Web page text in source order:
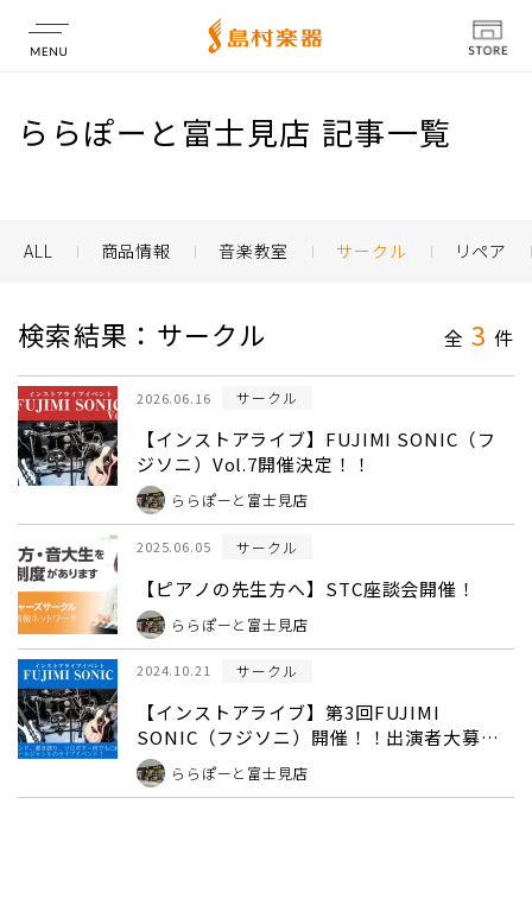
店舗情報
ららぽーと富士見店 記事一覧
ALL 商品情報 音楽教室 サークル リペア
検索結果：サークル 全 3 件
2026.06.16 サークル
【インストアライブ】FUJIMI SONIC（フ
ジソニ）Vol.7開催決定！！
ららぽーと富士見店
2025.06.05 サークル
【ピアノの先生方へ】STC座談会開催！
ららぽーと富士見店
2024.10.21 サークル
【インストアライブ】第3回FUJIMI
SONIC（フジソニ）開催！！出演者大募
集！ ららぽーと富士見店